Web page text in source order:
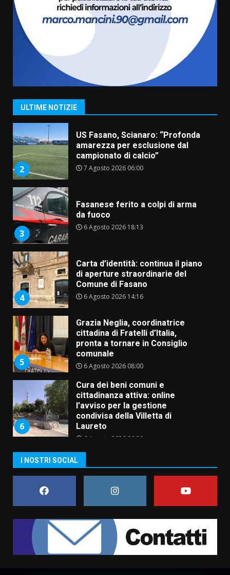
ULTIME NOTIZIE
La magia del Minareto e la prima
assoluta de “L’Albergo
Belvedere. Il rapimento”
6 Agosto 2026 06:15
1
“I Contestatori: Musica di
Rivoluzione”: nuovo
appuntamento con “Fasano in
2
US Fasano, Scianaro: “Profonda
amarezza per esclusione dal
campionato di calcio”
7 Agosto 2026 06:00
3
Fasanese ferito a colpi di arma
da fuoco
6 Agosto 2026 18:13
4
Carta d’identità: continua il piano
di aperture straordinarie del
Comune di Fasano
6 Agosto 2026 14:16
5
Grazia Neglia, coordinatrice
cittadina di Fratelli d’Italia,
pronta a tornare in Consiglio
comunale
6 Agosto 2026 08:00
6
Cura dei beni comuni e
cittadinanza attiva: online
l’avviso per la gestione
condivisa della Villetta di
Laureto
6 Agosto 2026 06:20
assoluta de “L’Albergo
Belvedere. Il rapimento”
6 Agosto 2026 06:15
1
Rivoluzione”: nuovo
appuntamento con “Fasano in
Banda”
I NOSTRI SOCIAL